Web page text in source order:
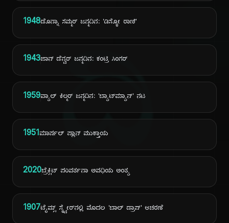
ದಿ
1948ಡೊನ್ನಾ ಸಮ್ಮರ್ ಜನ್ಮದಿನ: 'ಡಿಸ್ಕೋ ರಾಣಿ'
1943ಜಾನ್ ಡೆನ್ವರ್ ಜನ್ಮದಿನ: ಕಂಟ್ರಿ ಸಿಂಗರ್
1959ವ್ಯಾಲ್ ಕಿಲ್ಮರ್ ಜನ್ಮದಿನ: 'ಬ್ಯಾಟ್‌ಮ್ಯಾನ್' ನಟ
1951ಮಾರ್ಷಲ್ ಪ್ಲಾನ್ ಮುಕ್ತಾಯ
2020ಬ್ರೆಕ್ಸಿಟ್ ಪರಿವರ್ತನಾ ಅವಧಿಯ ಅಂತ್ಯ
1907ಟೈಮ್ಸ್ ಸ್ಕ್ವೇರ್‌ನಲ್ಲಿ ಮೊದಲ 'ಬಾಲ್ ಡ್ರಾಪ್' ಆಚರಣೆ